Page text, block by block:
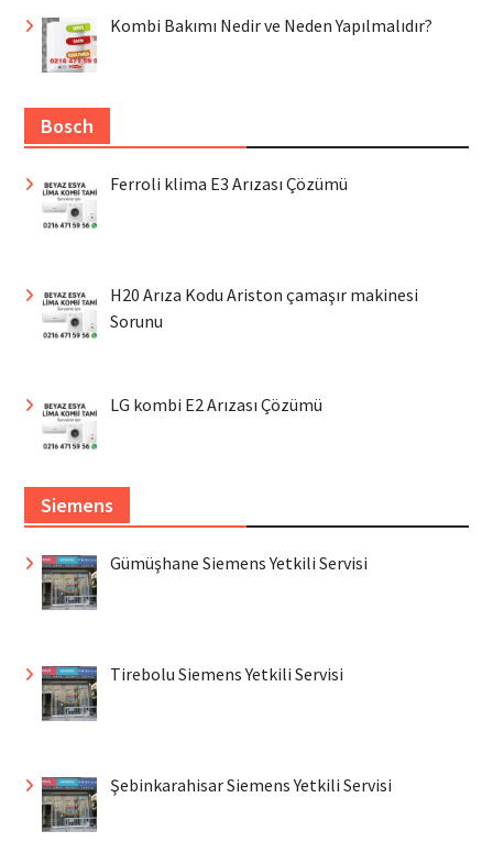
Kombi Bakımı Nedir ve Neden Yapılmalıdır?
Bosch
Ferroli klima E3 Arızası Çözümü
H20 Arıza Kodu Ariston çamaşır makinesi
Sorunu
LG kombi E2 Arızası Çözümü
Siemens
Gümüşhane Siemens Yetkili Servisi
Tirebolu Siemens Yetkili Servisi
Şebinkarahisar Siemens Yetkili Servisi